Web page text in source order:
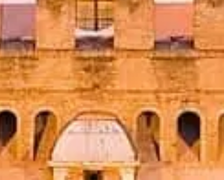
Lewati antrean dengan tiket Anda
Temukan pilihan tiket terbaik dengan akses prioritas dan panduan
ahli.